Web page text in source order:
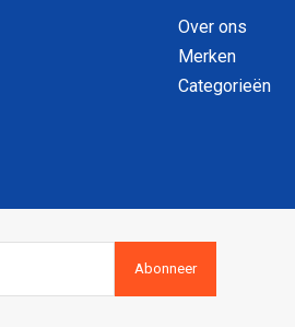
Over ons
Merken
Categorieën
Abonneer